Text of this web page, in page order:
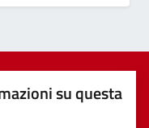
su questa